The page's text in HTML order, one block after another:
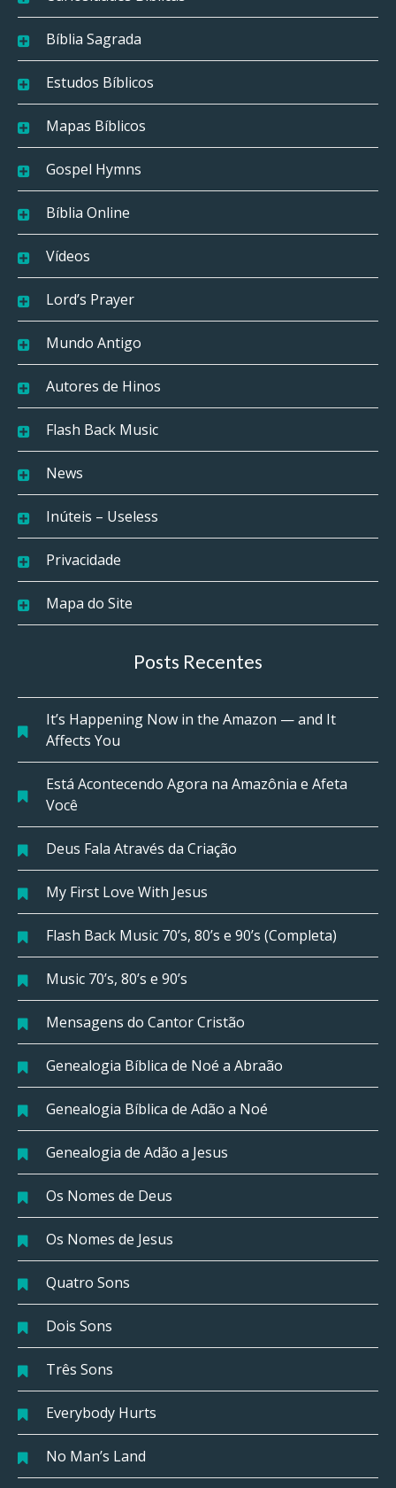
Bíblia Sagrada
Estudos Bíblicos
Mapas Bíblicos
Gospel Hymns
Bíblia Online
Vídeos
Lord’s Prayer
Mundo Antigo
Autores de Hinos
Flash Back Music
News
Inúteis – Useless
Privacidade
Mapa do Site
Posts Recentes
It’s Happening Now in the Amazon — and It
Affects You
Está Acontecendo Agora na Amazônia e Afeta
Você
Deus Fala Através da Criação
My First Love With Jesus
Flash Back Music 70’s, 80’s e 90’s (Completa)
Music 70’s, 80’s e 90’s
Mensagens do Cantor Cristão
Genealogia Bíblica de Noé a Abraão
Genealogia Bíblica de Adão a Noé
Genealogia de Adão a Jesus
Os Nomes de Deus
Os Nomes de Jesus
Quatro Sons
Dois Sons
Três Sons
Everybody Hurts
No Man’s Land